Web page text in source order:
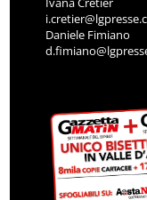
Daniele Fimiano